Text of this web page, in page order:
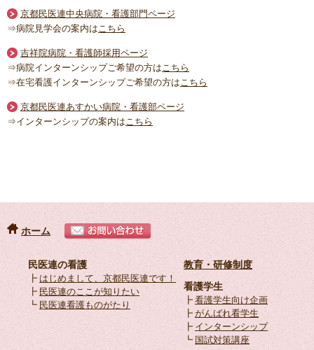
京都民医連中央病院・看護部門ページ
⇒病院見学会の案内はこちら
吉祥院病院・看護師採用ページ
⇒病院インターンシップご希望の方はこちら
⇒在宅看護インターンシップご希望の方はこちら
京都民医連あすかい病院・看護部ページ
⇒インターンシップの案内は こちら
ホーム
民医連の看護
┣ はじめまして、京都民医連です！
┣ 民医連のここが知りたい
┗ 民医連看護ものがたり
教育・研修制度
看護学生
┣ 看護学生向け企画
┣ がんばれ看学生
┣ インターンシップ
┗ 国試対策講座